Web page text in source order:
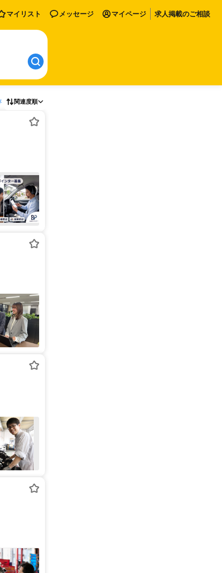
マイリスト メッセージ マイページ 求人掲載のご相談
関連度順